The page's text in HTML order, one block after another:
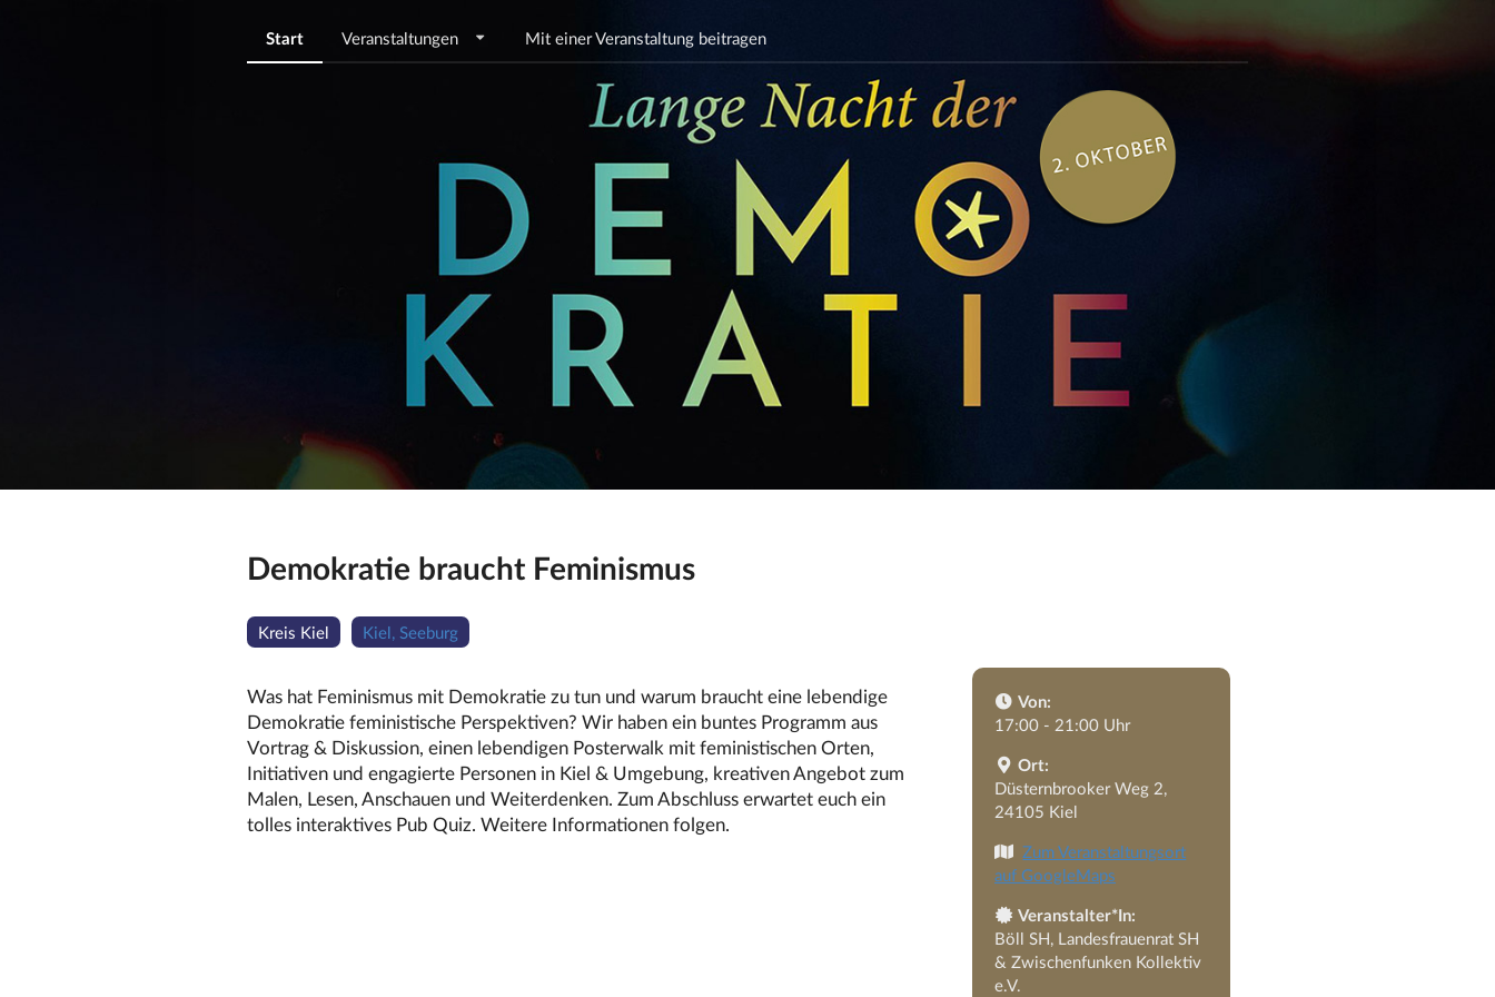
Start Veranstaltungen Mit einer Veranstaltung beitragen
Demokratie braucht Feminismus
Kreis Kiel Kiel, Seeburg
Was hat Feminismus mit Demokratie zu tun und warum braucht eine lebendige
Demokratie feministische Perspektiven? Wir haben ein buntes Programm aus
Vortrag & Diskussion, einen lebendigen Posterwalk mit feministischen Orten,
Initiativen und engagierte Personen in Kiel & Umgebung, kreativen Angebot zum
Malen, Lesen, Anschauen und Weiterdenken. Zum Abschluss erwartet euch ein
tolles interaktives Pub Quiz. Weitere Informationen folgen.
Von:
17:00 - 21:00 Uhr
Ort:
Düsternbrooker Weg 2,
24105 Kiel
Zum Veranstaltungsort
auf GoogleMaps
Veranstalter*In:
Böll SH, Landesfrauenrat SH
& Zwischenfunken Kollektiv
e.V.